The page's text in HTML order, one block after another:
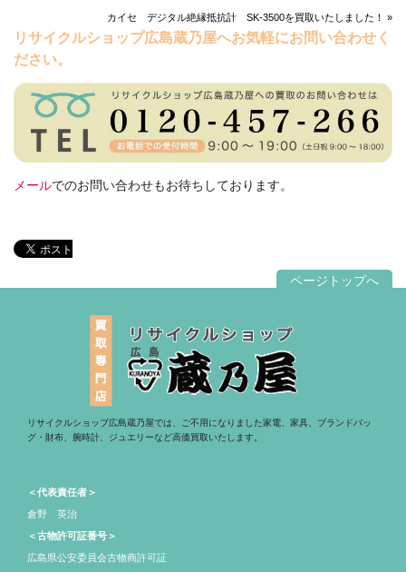
カイセ デジタル絶縁抵抗計 SK-3500を買取いたしました！ »
リサイクルショップ広島蔵乃屋へお気軽にお問い合わせく
ださい。
メールでのお問い合わせもお待ちしております。
ページトップへ
リサイクルショップ広島蔵乃屋では、ご不用になりました家電、家具、ブランドバッ
グ・財布、腕時計、ジュエリーなど高価買取いたします。
＜代表責任者＞
倉野 英治
＜古物許可証番号＞
広島県公安委員会古物商許可証